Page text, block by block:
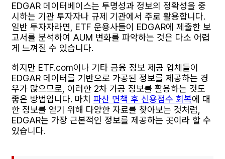
EDGAR 데이터베이스는 투명성과 정보의 정확성을 중
시하는 기관 투자자나 규제 기관에서 주로 활용합니다.
일반 투자자라면, ETF 운용사들이 EDGAR에 제출한 보
고서를 분석하여 AUM 변화를 파악하는 것은 다소 어렵
게 느껴질 수 있습니다.
하지만 ETF.com이나 기타 금융 정보 제공 업체들이
EDGAR 데이터를 기반으로 가공된 정보를 제공하는 경
우가 많으므로, 이러한 2차 가공 정보를 활용하는 것도
좋은 방법입니다. 마치 파산 면책 후 신용점수 회복에 대
한 정보를 얻기 위해 다양한 자료를 찾아보는 것처럼,
EDGAR는 가장 근본적인 정보를 제공하는 곳이라 할 수
있습니다.